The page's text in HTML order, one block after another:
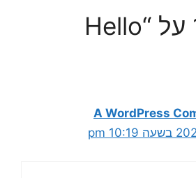
מחשבה 1 על “Hello
A WordPress